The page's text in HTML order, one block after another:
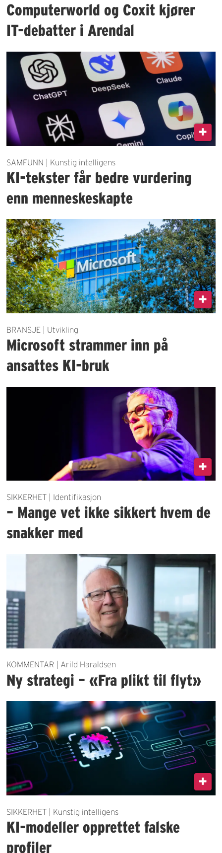
Computerworld og Coxit kjører
IT-debatter i Arendal
SAMFUNN | Kunstig intelligens
KI-tekster får bedre vurdering
enn menneskeskapte
BRANSJE | Utvikling
Microsoft strammer inn på
ansattes KI-bruk
SIKKERHET | Identifikasjon
– Mange vet ikke sikkert hvem de
snakker med
KOMMENTAR | Arild Haraldsen
Ny strategi – «Fra plikt til flyt»
SIKKERHET | Kunstig intelligens
KI-modeller opprettet falske
profiler